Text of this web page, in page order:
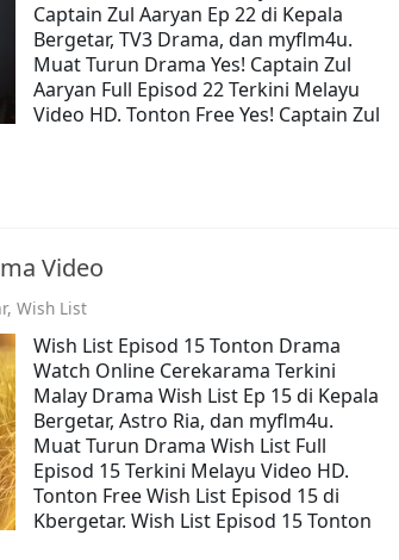
Captain Zul Aaryan Ep 22 di Kepala
Bergetar, TV3 Drama, dan myflm4u.
Muat Turun Drama Yes! Captain Zul
Aaryan Full Episod 22 Terkini Melayu
Video HD. Tonton Free Yes! Captain Zul
Video
, Wish List
Wish List Episod 15 Tonton Drama
Watch Online Cerekarama Terkini
Malay Drama Wish List Ep 15 di Kepala
Bergetar, Astro Ria, dan myflm4u.
Muat Turun Drama Wish List Full
Episod 15 Terkini Melayu Video HD.
Tonton Free Wish List Episod 15 di
Kbergetar. Wish List Episod 15 Tonton